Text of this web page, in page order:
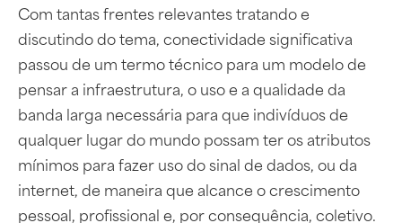
Com tantas frentes relevantes tratando e
discutindo do tema, conectividade significativa
passou de um termo técnico para um modelo de
pensar a infraestrutura, o uso e a qualidade da
banda larga necessária para que indivíduos de
qualquer lugar do mundo possam ter os atributos
mínimos para fazer uso do sinal de dados, ou da
internet, de maneira que alcance o crescimento
pessoal, profissional e, por consequência, coletivo.